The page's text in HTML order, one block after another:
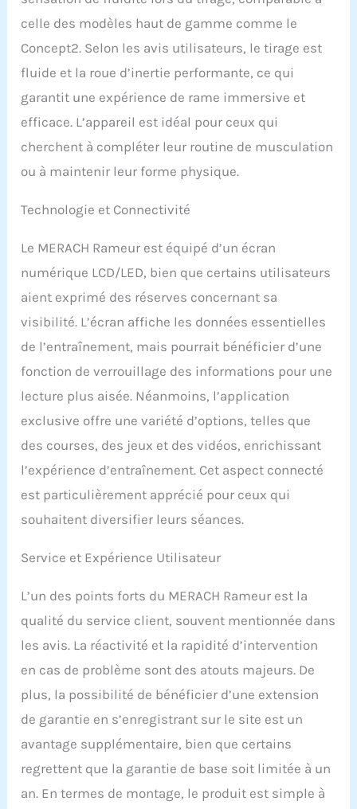
Utilisateurs plus Grands :
piste allongée avec
construction en acier
durable et de haute
158 kg, assurant sécurité
et confort pendant
résistance à l'air à 10
niveaux avec une
jusqu'à 50 kg pour
Rangement Faciles : pré-
assemblé à 90 % pour
une utilisation
immédiate. La
permet un stockage
vertical en deux sections,
l'efficacité de l'espace.
celle des modèles haut de gamme comme le
Concept2. Selon les avis utilisateurs, le tirage est
fluide et la roue d’inertie performante, ce qui
garantit une expérience de rame immersive et
efficace. L’appareil est idéal pour ceux qui
cherchent à compléter leur routine de musculation
ou à maintenir leur forme physique.
Technologie et Connectivité
Le MERACH Rameur est équipé d’un écran
numérique LCD/LED, bien que certains utilisateurs
aient exprimé des réserves concernant sa
visibilité. L’écran affiche les données essentielles
de l’entraînement, mais pourrait bénéficier d’une
fonction de verrouillage des informations pour une
lecture plus aisée. Néanmoins, l’application
exclusive offre une variété d’options, telles que
des courses, des jeux et des vidéos, enrichissant
l’expérience d’entraînement. Cet aspect connecté
est particulièrement apprécié pour ceux qui
souhaitent diversifier leurs séances.
Service et Expérience Utilisateur
L’un des points forts du MERACH Rameur est la
qualité du service client, souvent mentionnée dans
les avis. La réactivité et la rapidité d’intervention
en cas de problème sont des atouts majeurs. De
plus, la possibilité de bénéficier d’une extension
de garantie en s’enregistrant sur le site est un
avantage supplémentaire, bien que certains
regrettent que la garantie de base soit limitée à un
an. En termes de montage, le produit est simple à